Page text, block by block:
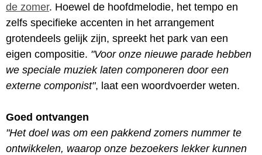
de zomer. Hoewel de hoofdmelodie, het tempo en
zelfs specifieke accenten in het arrangement
grotendeels gelijk zijn, spreekt het park van een
eigen compositie. "Voor onze nieuwe parade hebben
we speciale muziek laten componeren door een
externe componist", laat een woordvoerder weten.
Goed ontvangen
"Het doel was om een pakkend zomers nummer te
ontwikkelen, waarop onze bezoekers lekker kunnen